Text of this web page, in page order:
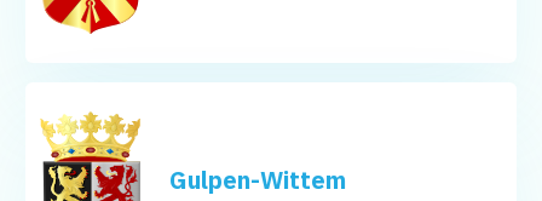
Gulpen-Wittem